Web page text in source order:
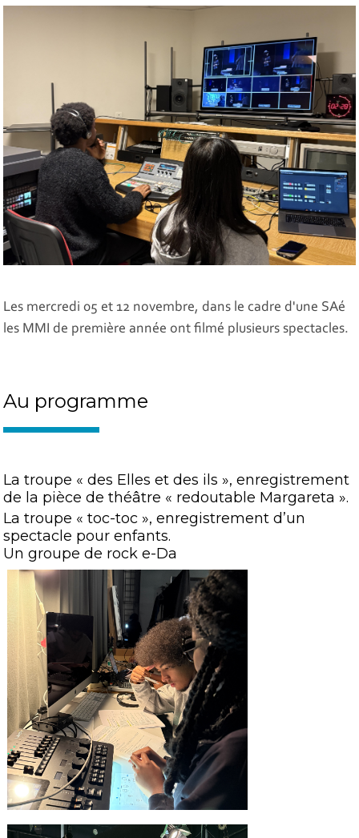
Les mercredi 05 et 12 novembre, dans le cadre d'une SAé
les MMI de première année ont filmé plusieurs spectacles.
Au programme
La troupe « des Elles et des ils », enregistrement
de la pièce de théâtre « redoutable Margareta ».
La troupe « toc-toc », enregistrement d’un
spectacle pour enfants.
Un groupe de rock e-Da